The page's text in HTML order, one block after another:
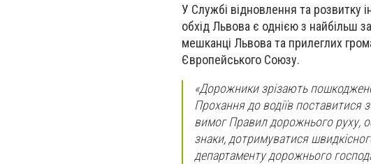
У Службі відновлення та розвитку
обхід Львова є однією з найбільш
мешканці Львова та прилеглих
Європейського Союзу.
«Дорожники зрізають
Прохання до водіїв поставитися
вимог Правил дорожнього руху,
знаки, дотримуватися
департаменту дорожнього